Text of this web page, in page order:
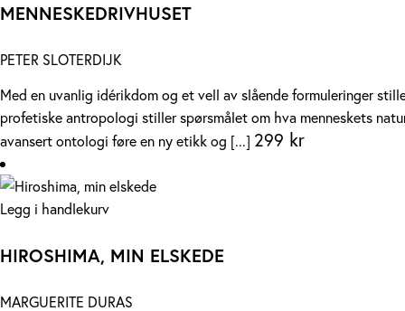
MENNESKEDRIVHUSET
PETER SLOTERDIJK
Med en uvanlig idérikdom og et vell av slående formuleringer
profetiske antropologi stiller spørsmålet om hva menneskets
avansert ontologi føre en ny etikk og [...] 299 kr
Legg i handlekurv
HIROSHIMA, MIN ELSKEDE
MARGUERITE DURAS